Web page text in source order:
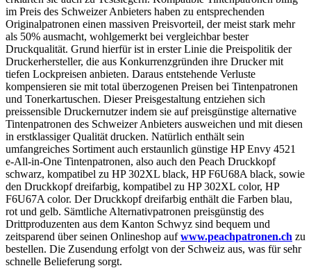
im Preis des Schweizer Anbieters haben zu entsprechenden
Originalpatronen einen massiven Preisvorteil, der meist stark mehr
als 50% ausmacht, wohlgemerkt bei vergleichbar bester
Druckqualität. Grund hierfür ist in erster Linie die Preispolitik der
Druckerhersteller, die aus Konkurrenzgründen ihre Drucker mit
tiefen Lockpreisen anbieten. Daraus entstehende Verluste
kompensieren sie mit total überzogenen Preisen bei Tintenpatronen
und Tonerkartuschen. Dieser Preisgestaltung entziehen sich
preissensible Druckernutzer indem sie auf preisgünstige alternative
Tintenpatronen des Schweizer Anbieters ausweichen und mit diesen
in erstklassiger Qualität drucken. Natürlich enthält sein
umfangreiches Sortiment auch erstaunlich günstige HP Envy 4521
e-All-in-One Tintenpatronen, also auch den Peach Druckkopf
schwarz, kompatibel zu HP 302XL black, HP F6U68A black, sowie
den Druckkopf dreifarbig, kompatibel zu HP 302XL color, HP
F6U67A color. Der Druckkopf dreifarbig enthält die Farben blau,
rot und gelb. Sämtliche Alternativpatronen preisgünstig des
Drittproduzenten aus dem Kanton Schwyz sind bequem und
zeitsparend über seinen Onlineshop aufwww.peachpatronen.ch zu
bestellen. Die Zusendung erfolgt von der Schweiz aus, was für sehr
schnelle Belieferung sorgt.